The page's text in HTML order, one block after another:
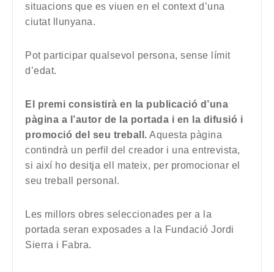
situacions que es viuen en el context d’una
ciutat llunyana.
Pot participar qualsevol persona, sense límit
d’edat.
El premi consistirà en la publicació d’una
pàgina a l’autor de la portada i en la difusió i
promoció del seu treball. Aquesta pàgina
contindrà un perfil del creador i una entrevista,
si així ho desitja ell mateix, per promocionar el
seu treball personal.
Les millors obres seleccionades per a la
portada seran exposades a la Fundació Jordi
Sierra i Fabra.